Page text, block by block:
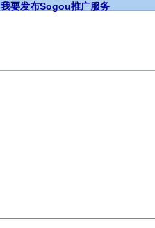
我要发布Sogou推广服务